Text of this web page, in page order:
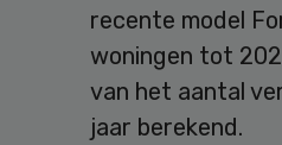
recente model
woningen tot
van het aantal
jaar berekend.